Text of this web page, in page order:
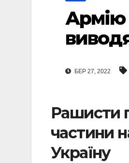
Армію
БЕР 27, 2022
Рашисти
частини
Україну